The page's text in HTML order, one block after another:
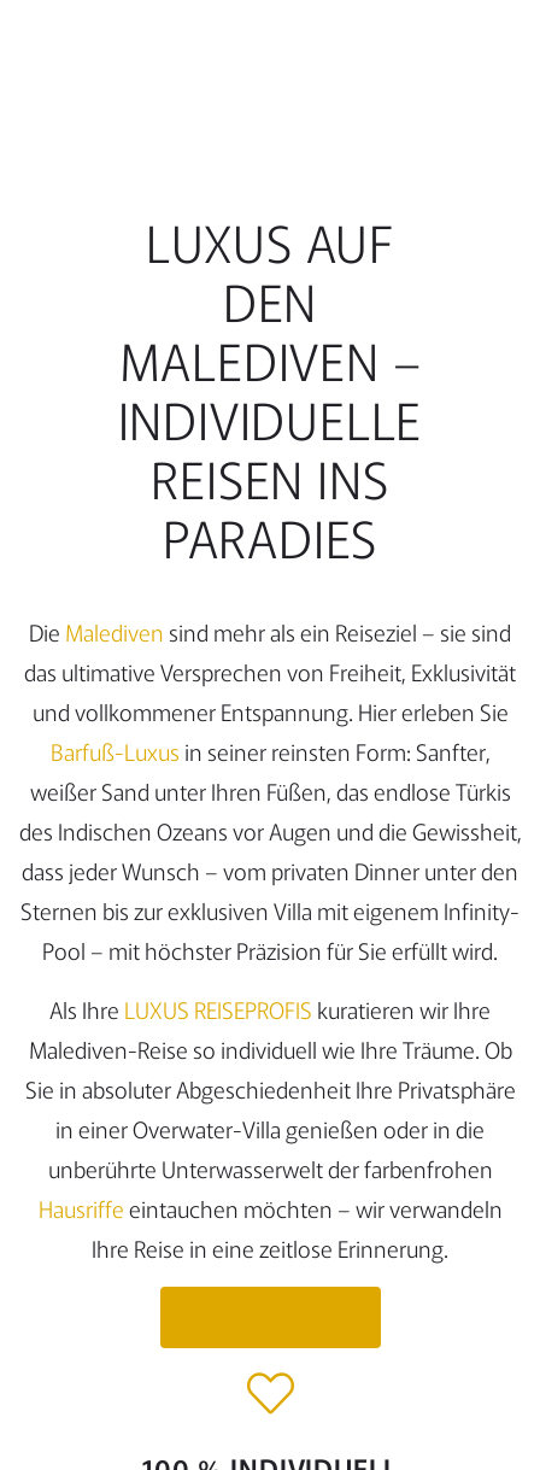
LUXUS AUF
DEN
MALEDIVEN –
INDIVIDUELLE
REISEN INS
PARADIES
Die Malediven sind mehr als ein Reiseziel – sie sind
das ultimative Versprechen von Freiheit, Exklusivität
und vollkommener Entspannung. Hier erleben Sie
Barfuß-Luxus in seiner reinsten Form: Sanfter,
weißer Sand unter Ihren Füßen, das endlose Türkis
des Indischen Ozeans vor Augen und die Gewissheit,
dass jeder Wunsch – vom privaten Dinner unter den
Sternen bis zur exklusiven Villa mit eigenem Infinity-
Pool – mit höchster Präzision für Sie erfüllt wird.
Als Ihre LUXUS REISEPROFIS kuratieren wir Ihre
Malediven-Reise so individuell wie Ihre Träume. Ob
Sie in absoluter Abgeschiedenheit Ihre Privatsphäre
in einer Overwater-Villa genießen oder in die
unberührte Unterwasserwelt der farbenfrohen
Hausriffeeintauchen möchten – wir verwandeln
Ihre Reise in eine zeitlose Erinnerung.